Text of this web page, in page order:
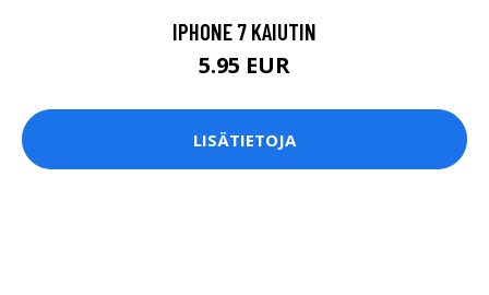
IPHONE 7 KAIUTIN
5.95 EUR
LISÄTIETOJA